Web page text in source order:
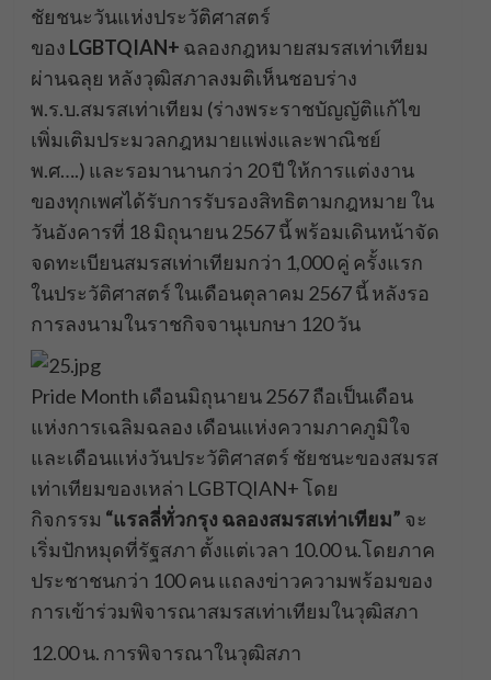
ชัยชนะวันแห่งประวัติศาสตร์
ของ LGBTQIAN+ ฉลองกฎหมายสมรสเท่าเทียม
ผ่านฉลุย หลังวุฒิสภาลงมติเห็นชอบร่าง
พ.ร.บ.สมรสเท่าเทียม (ร่างพระราชบัญญัติแก้ไข
เพิ่มเติมประมวลกฎหมายแพ่งและพาณิชย์
พ.ศ….) และรอมานานกว่า 20 ปี ให้การแต่งงาน
ของทุกเพศได้รับการรับรองสิทธิตามกฎหมาย ใน
วันอังคารที่ 18 มิถุนายน 2567 นี้ พร้อมเดินหน้าจัด
จดทะเบียนสมรสเท่าเทียมกว่า 1,000 คู่ ครั้งแรก
ในประวัติศาสตร์ ในเดือนตุลาคม 2567 นี้ หลังรอ
การลงนามในราชกิจจานุเบกษา 120 วัน
Pride Month เดือนมิถุนายน 2567 ถือเป็นเดือน
แห่งการเฉลิมฉลอง เดือนแห่งความภาคภูมิใจ
และเดือนแห่งวันประวัติศาสตร์ ชัยชนะของสมรส
เท่าเทียมของเหล่า LGBTQIAN+ โดย
กิจกรรม “แรลลี่ทั่วกรุง ฉลองสมรสเท่าเทียม” จะ
เริ่มปักหมุดที่รัฐสภา ตั้งแต่เวลา 10.00 น.โดยภาค
ประชาชนกว่า 100 คน แถลงข่าวความพร้อมของ
การเข้าร่วมพิจารณาสมรสเท่าเทียมในวุฒิสภา
12.00 น. การพิจารณาในวุฒิสภา